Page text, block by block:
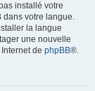
installé votre
dans votre langue.
la langue
une nouvelle
de phpBB®.